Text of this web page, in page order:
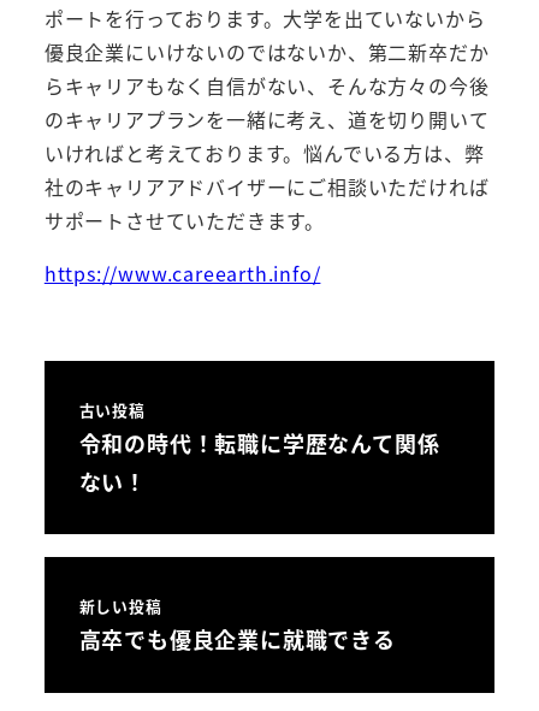
ポートを行っております。大学を出ていないから
優良企業にいけないのではないか、第二新卒だか
らキャリアもなく自信がない、そんな方々の今後
のキャリアプランを一緒に考え、道を切り開いて
いければと考えております。悩んでいる方は、弊
社のキャリアアドバイザーにご相談いただければ
サポートさせていただきます。
https://www.careearth.info/
古い投稿
令和の時代！転職に学歴なんて関係
ない！
新しい投稿
高卒でも優良企業に就職できる